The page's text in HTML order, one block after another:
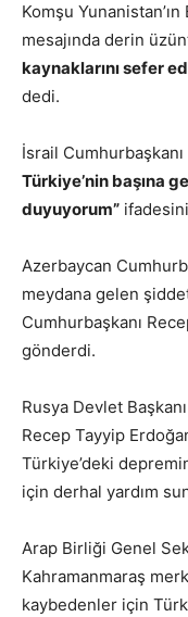
Komşu
mesajında derin
kaynaklarını sefer
dedi.
İsrail
Türkiye’nin başına
duyuyorum”
Azerbaycan
meydana gelen
Cumhurbaşkanı
gönderdi.
Rusya Devlet
Recep Tayyip
Türkiye’deki
için derhal yardım
Arap Birliği Genel
Kahramanmaraş
kaybedenler için